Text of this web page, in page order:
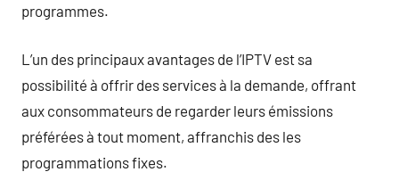
programmes.
L’un des principaux avantages de l’IPTV est sa
possibilité à offrir des services à la demande, offrant
aux consommateurs de regarder leurs émissions
préférées à tout moment, affranchis des les
programmations fixes.